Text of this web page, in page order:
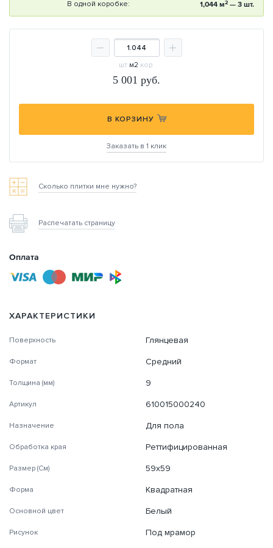
В одной коробке:
1,044 м2 — 3 шт.
шт м2 кор
5 001 руб.
В КОРЗИНУ
Заказать в 1 клик
Сколько плитки мне нужно?
Распечатать страницу
Оплата
ХАРАКТЕРИСТИКИ
Поверхность Глянцевая
Формат Средний
Толщина (мм) 9
Артикул 610015000240
Назначение Для пола
Обработка края Реттифицированная
Размер (См) 59х59
Форма Квадратная
Основной цвет Белый
Рисунок Под мрамор